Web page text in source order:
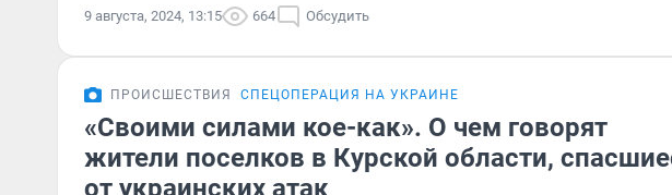
9 августа, 2024, 13:15 664 Обсудить
ПРОИСШЕСТВИЯ СПЕЦОПЕРАЦИЯ НА УКРАИНЕ
«Своими силами кое-как». О чем говорят
жители поселков в Курской области,
от украинских атак